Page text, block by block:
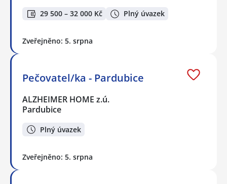
29 500 – 32 000 Kč Plný úvazek
Zveřejněno: 5. srpna
Pečovatel/ka - Pardubice
ALZHEIMER HOME z.ú.
Pardubice
Plný úvazek
Zveřejněno: 5. srpna